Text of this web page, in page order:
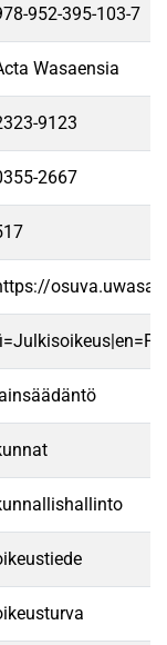
952-395-103-7
Wasaensia
9123
2667